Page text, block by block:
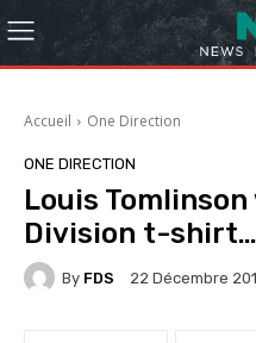
Accueil One Direction
ONE DIRECTION
Louis
Division t-
By FDS 22 Décembre